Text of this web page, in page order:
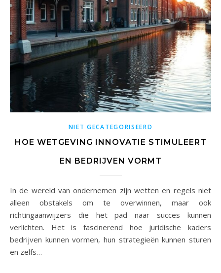
NIET GECATEGORISEERD
HOE WETGEVING INNOVATIE STIMULEERT
EN BEDRIJVEN VORMT
In de wereld van ondernemen zijn wetten en regels niet
alleen obstakels om te overwinnen, maar ook
richtingaanwijzers die het pad naar succes kunnen
verlichten. Het is fascinerend hoe juridische kaders
bedrijven kunnen vormen, hun strategieën kunnen sturen
en zelfs…